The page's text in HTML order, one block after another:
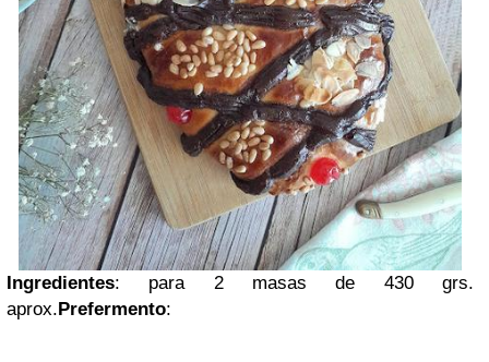
Ingredientes: para 2 masas de 430 grs.
aprox.Prefermento: